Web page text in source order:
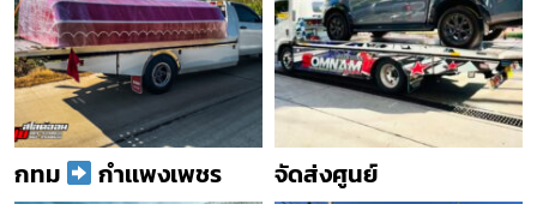
กทม กำเเพงเพชร จัดส่งศูนย์